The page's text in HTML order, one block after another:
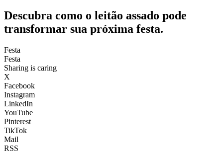
Descubra como o leitão assado pode
transformar sua próxima festa.
Festa
Festa
Sharing is caring
X
Facebook
Instagram
LinkedIn
YouTube
Pinterest
TikTok
Mail
RSS